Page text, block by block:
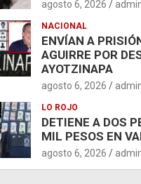
agosto 6, 2026
NACIONAL
ENVÍAN A
AGUIRRE POR
AYOTZINAPA
agosto 6, 2026
LO ROJO
DETIENE A DOS
MIL PESOS EN
agosto 6, 2026